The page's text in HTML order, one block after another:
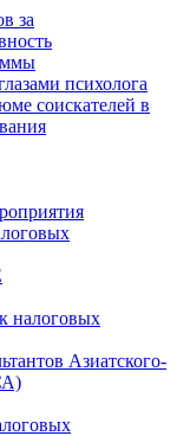
за
психолога
соискателей в
налоговых
Азиатского-